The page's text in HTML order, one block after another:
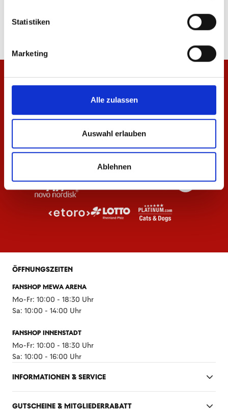
Statistiken
Marketing
Alle zulassen
Auswahl erlauben
Ablehnen
ÖFFNUNGSZEITEN
FANSHOP MEWA ARENA
Mo-Fr: 10:00 - 18:30 Uhr
Sa: 10:00 - 14:00 Uhr
FANSHOP INNENSTADT
Mo-Fr: 10:00 - 18:30 Uhr
Sa: 10:00 - 16:00 Uhr
INFORMATIONEN & SERVICE
GUTSCHEINE & MITGLIEDERRABATT